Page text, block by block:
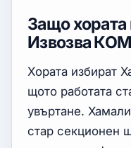
Защо хората
Извозва КОМ
Хората избират
щото работата
увъртане.
стар секционен